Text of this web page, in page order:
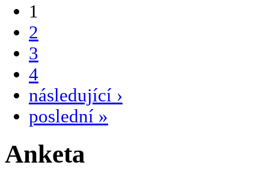
1
2
3
4
následující ›
poslední »
Anketa